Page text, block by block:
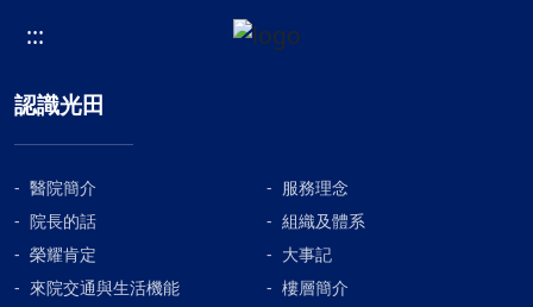
:::
認識光田
醫院簡介
服務理念
院長的話
組織及體系
榮耀肯定
大事記
來院交通與生活機能
樓層簡介